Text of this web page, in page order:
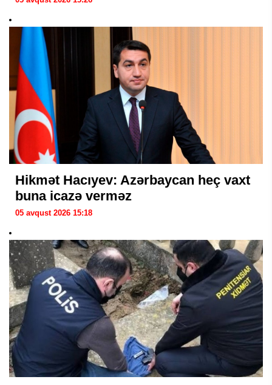
Hikmət Hacıyev: Azərbaycan heç vaxt
buna icazə verməz
05 avqust 2026 15:18